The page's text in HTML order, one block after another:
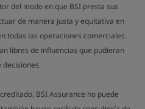
del modo en que BSI presta sus
de manera justa y equitativa en
todas las operaciones comerciales.
libres de influencias que pudieran
decisiones.
BSI Assurance no puede